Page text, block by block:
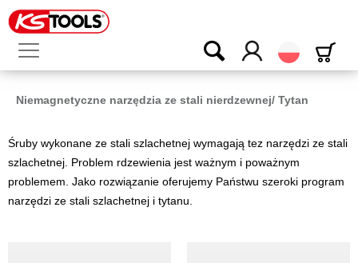
Polski
Niemagnetyczne narzędzia ze stali nierdzewnej/ Tytan
Śruby wykonane ze stali szlachetnej wymagają tez narzędzi ze stali
szlachetnej. Problem rdzewienia jest ważnym i poważnym
problemem. Jako rozwiązanie oferujemy Państwu szeroki program
narzędzi ze stali szlachetnej i tytanu.